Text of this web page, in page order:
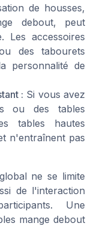
de housses,
debout, peut
Les accessoires
des tabourets
personnalité de
: Si vous avez
ou des tables
tables hautes
n'entraînent pas
ne se limite
de l'interaction
Une
mange debout